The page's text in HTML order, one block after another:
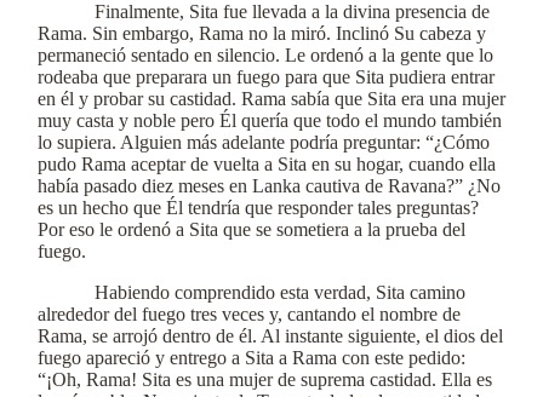
Finalmente, Sita fue llevada a la divina presencia de
Rama. Sin embargo, Rama no la miró. Inclinó Su cabeza y
permaneció sentado en silencio. Le ordenó a la gente que lo
rodeaba que preparara un fuego para que Sita pudiera entrar
en él y probar su castidad. Rama sabía que Sita era una mujer
muy casta y noble pero Él quería que todo el mundo también
lo supiera. Alguien más adelante podría preguntar: “¿Cómo
pudo Rama aceptar de vuelta a Sita en su hogar, cuando ella
había pasado diez meses en Lanka cautiva de Ravana?” ¿No
es un hecho que Él tendría que responder tales preguntas?
Por eso le ordenó a Sita que se sometiera a la prueba del
fuego.
Habiendo comprendido esta verdad, Sita camino
alrededor del fuego tres veces y, cantando el nombre de
Rama, se arrojó dentro de él. Al instante siguiente, el dios del
fuego apareció y entrego a Sita a Rama con este pedido:
“¡Oh, Rama! Sita es una mujer de suprema castidad. Ella es